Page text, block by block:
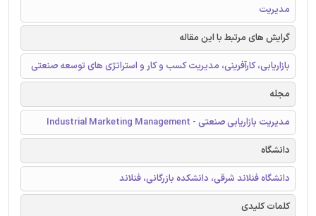
مدیریت
گرایش های مرتبط با این مقاله
بازاریابی، کارآفرینی، مدیریت کسب و کار و استراتژی های توسعه صنعتی
مجله
مدیریت بازاریابی صنعتی - Industrial Marketing Management
دانشگاه
دانشگاه فنلاند شرقی، دانشکده بازرگانی، فنلاند
کلمات کلیدی